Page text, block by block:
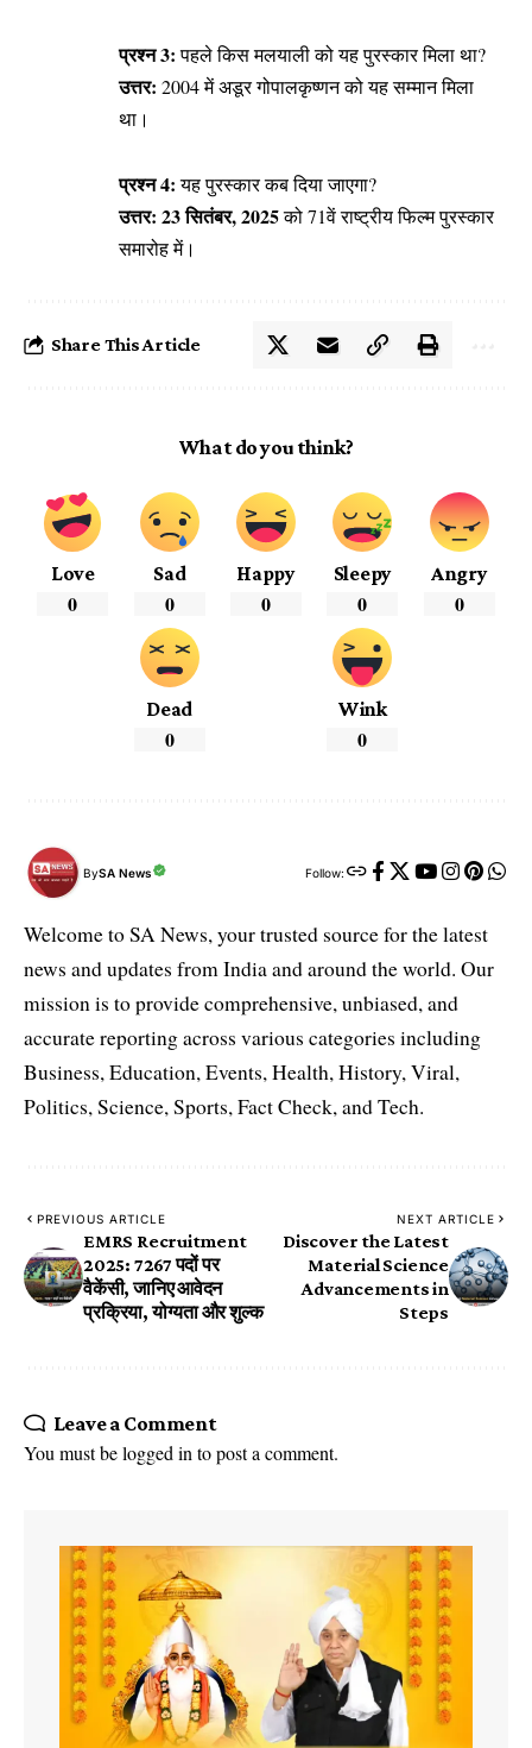
प्रश्न 3:पहले किस मलयाली को यह पुरस्कार मिला था?
उत्तर: 2004 में अडूर गोपालकृष्णन को यह सम्मान मिला
था।
प्रश्न 4:यह पुरस्कार कब दिया जाएगा?
उत्तर: 23 सितंबर, 2025को 71वें राष्ट्रीय फिल्म पुरस्कार
समारोह में।
Share This Article
What do you think?
Love
0
Sad
0
Happy
0
Sleepy
0
Angry
0
Dead
0
Wink
0
BySA News Follow:
Welcome to SA News, your trusted source for the latest
news and updates from India and around the world. Our
mission is to provide comprehensive, unbiased, and
accurate reporting across various categories including
Business, Education, Events, Health, History, Viral,
Politics, Science, Sports, Fact Check, and Tech.
PREVIOUS ARTICLE
EMRS Recruitment
2025: 7267 पदों पर
वैकेंसी, जानिए आवेदन
प्रक्रिया, योग्यता और शुल्क
NEXT ARTICLE
Discover the Latest
Material Science
Advancements in
Steps
Leave a Comment
You must belogged into post a comment.